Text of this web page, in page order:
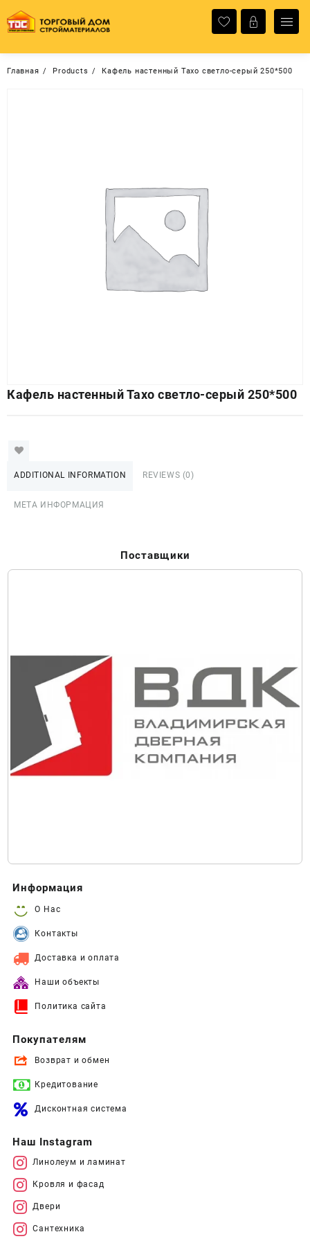
содержимому
Главная Products Кафель настенный Тахо светло-серый 250*500
Кафель настенный Тахо светло-серый 250*500
ADDITIONAL INFORMATION REVIEWS (0)
МЕТА ИНФОРМАЦИЯ
Поставщики
Информация
О Нас
Контакты
Доставка и оплата
Наши объекты
Политика сайта
Покупателям
Возврат и обмен
Кредитование
Дисконтная система
Наш Instagram
Линолеум и ламинат
Кровля и фасад
Двери
Сантехника